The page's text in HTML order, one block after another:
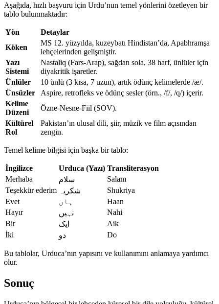
Aşağıda, hızlı başvuru için Urdu’nun temel yönlerini özetleyen bir
tablo bulunmaktadır:
Yön
Detaylar
Köken
MS 12. yüzyılda, kuzeybatı Hindistan’da, Apabhramşa
lehçelerinden gelişmiştir.
Yazı
Sistemi
Nastaliq (Fars-Arap), sağdan sola, 38 harf, ünlüler için
diyakritik işaretler.
Ünlüler
10 ünlü (3 kısa, 7 uzun), artık ödünç kelimelerde /æ/.
Ünsüzler
Aspire, retrofleks ve ödünç sesler (örn., /f/, /q/) içerir.
Kelime
Düzeni
Özne-Nesne-Fiil (SOV).
Kültürel
Rol
Pakistan’ın ulusal dili, şiir, müzik ve film açısından
zengin.
Temel kelime bilgisi için başka bir tablo:
İngilizce Urduca (Yazı) Transliterasyon
Merhaba
سلام
Salam
Teşekkür ederim
شکریہ
Shukriya
Evet
ہاں
Haan
Hayır
نہیں
Nahi
Bir
ایک
Aik
İki
دو Do
Bu tablolar, Urduca’nın yapısını ve kullanımını anlamaya yardımcı
olur.
Sonuç